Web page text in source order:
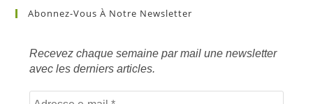
mots
Abonnez-Vous À Notre Newsletter
Recevez chaque semaine par mail une newsletter
avec les derniers articles.